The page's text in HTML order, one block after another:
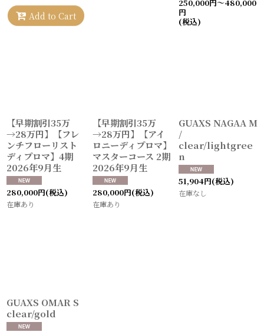
Add to Cart
250,000円～480,000
円
(税込)
【早期割引35万
→28万円】【フレ
ンチフローリスト
ディプロマ】4期
2026年9月生
280,000円(税込)
在庫あり
【早期割引35万
→28万円】【アイ
ロニーディプロマ】
マスターコース 2期
2026年9月生
280,000円(税込)
在庫あり
GUAXS NAGAA M
/
clear/lightgree
n
51,904円(税込)
在庫なし
GUAXS OMAR S
clear/gold